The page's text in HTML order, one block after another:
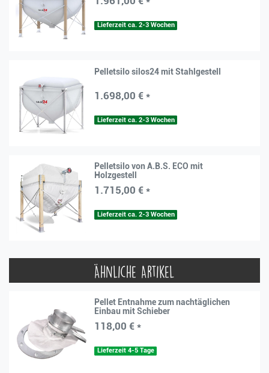
Lieferzeit ca. 2-3 Wochen
Pelletsilo silos24 mit Stahlgestell
1.698,00 € *
Lieferzeit ca. 2-3 Wochen
Pelletsilo von A.B.S. ECO mit
Holzgestell
1.715,00 € *
Lieferzeit ca. 2-3 Wochen
Ähnliche Artikel
Pellet Entnahme zum nachtäglichen
Einbau mit Schieber
118,00 € *
Lieferzeit 4-5 Tage